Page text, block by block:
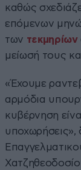
καθώς
επόμενων
των τεκμηρίων
μείωσή τους
«Έχουμε
αρμόδια
κυβέρνηση